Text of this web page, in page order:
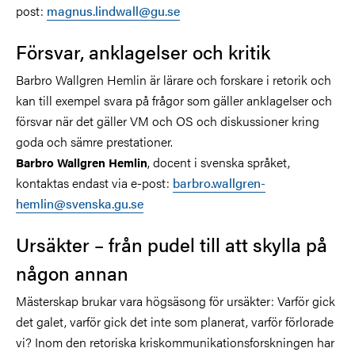
post: magnus.lindwall@gu.se
Försvar, anklagelser och kritik
Barbro Wallgren Hemlin är lärare och forskare i retorik och
kan till exempel svara på frågor som gäller anklagelser och
försvar när det gäller VM och OS och diskussioner kring
goda och sämre prestationer.
Barbro Wallgren Hemlin, docent i svenska språket,
kontaktas endast via e-post: barbro.wallgren-
hemlin@svenska.gu.se
Ursäkter – från pudel till att skylla på
någon annan
Mästerskap brukar vara högsäsong för ursäkter: Varför gick
det galet, varför gick det inte som planerat, varför förlorade
vi? Inom den retoriska kriskommunikationsforskningen har